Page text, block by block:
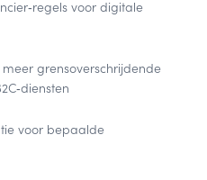
voor digitale
grensoverschrijdende
voor bepaalde